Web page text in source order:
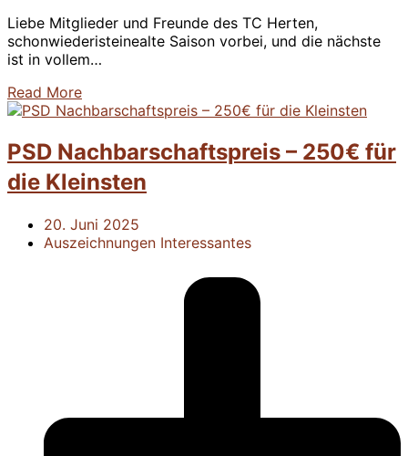
Liebe Mitglieder und Freunde des TC Herten,
schonwiederisteinealte Saison vorbei, und die nächste
ist in vollem…
Read More
PSD Nachbarschaftspreis – 250€ für
die Kleinsten
20. Juni 2025
Auszeichnungen Interessantes